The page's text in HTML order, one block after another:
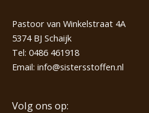
Pastoor van Winkelstraat 4A
5374 BJ Schaijk
Tel: 0486 461918
Email: info@sistersstoffen.nl
Volg ons op: